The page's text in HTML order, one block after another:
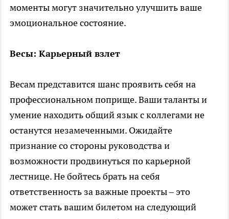
моменты могут значительно улучшить ваше
эмоциональное состояние.
Весы: Карьерный взлет
Весам представится шанс проявить себя на
профессиональном поприще. Ваши таланты и
умение находить общий язык с коллегами не
останутся незамеченными. Ожидайте
признание со стороны руководства и
возможности продвинуться по карьерной
лестнице. Не бойтесь брать на себя
ответственность за важные проекты – это
может стать вашим билетом на следующий